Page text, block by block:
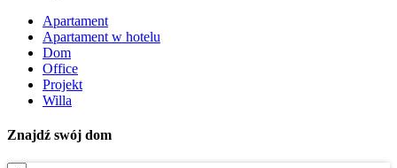
Apartament
Apartament w hotelu
Dom
Office
Projekt
Willa
Znajdź swój dom